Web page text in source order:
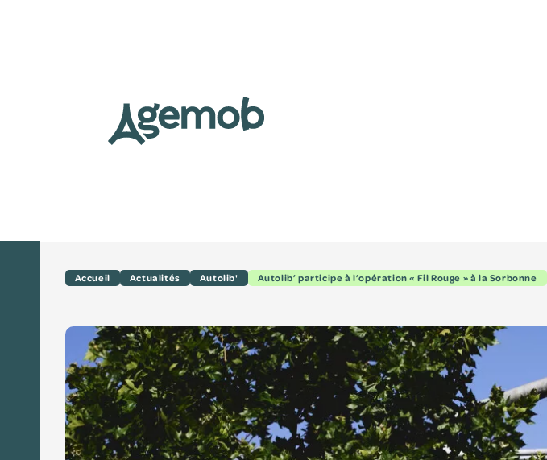
Accueil Actualités Autolib' Autolib’ participe à l’opération « Fil Rouge » à la Sorbonne